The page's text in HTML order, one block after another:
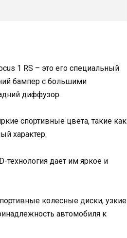
1 RS – это его специальный
бампер с большими
диффузор.
спортивные цвета, такие как
характер.
дает им яркое и
колесные диски, узкие
автомобиля к